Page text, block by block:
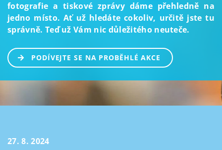
fotografie a tiskové zprávy dáme přehledně na
jedno místo. Ať už hledáte cokoliv, určitě jste tu
správně. Teď už Vám nic důležitého neuteče.
PODÍVEJTE SE NA PROBĚHLÉ AKCE
27. 8. 2024